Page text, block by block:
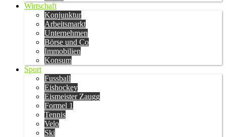
Wirtschaft
Konjunktur
Arbeitsmarkt
Unternehmen
Börse und Co
Immobilien
Konsum
Sport
Fussball
Eishockey
Eismeister Zaugg
Formel 1
Tennis
Velo
Ski